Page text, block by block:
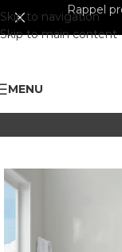
Skip to navigation
Skip to main content
Rappel
MENU